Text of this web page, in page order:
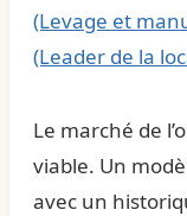
(Levage et
(Leader de la
Le marché de
viable. Un
avec un